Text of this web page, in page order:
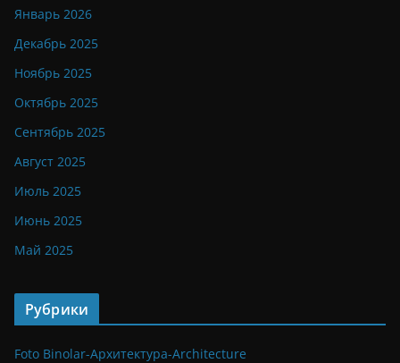
Январь 2026
Декабрь 2025
Ноябрь 2025
Октябрь 2025
Сентябрь 2025
Август 2025
Июль 2025
Июнь 2025
Май 2025
Рубрики
Foto Binolar-Архитектура-Architecture